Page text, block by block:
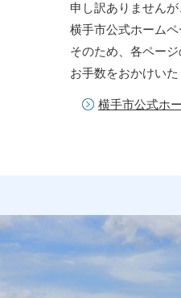
申し訳ありません
横手市公式ホーム
そのため、各ペー
お手数をおかけい
横手市公式ホ